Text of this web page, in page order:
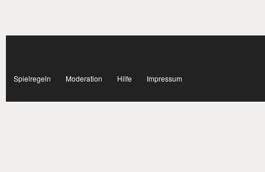
Spielregeln Moderation Hilfe Impressum